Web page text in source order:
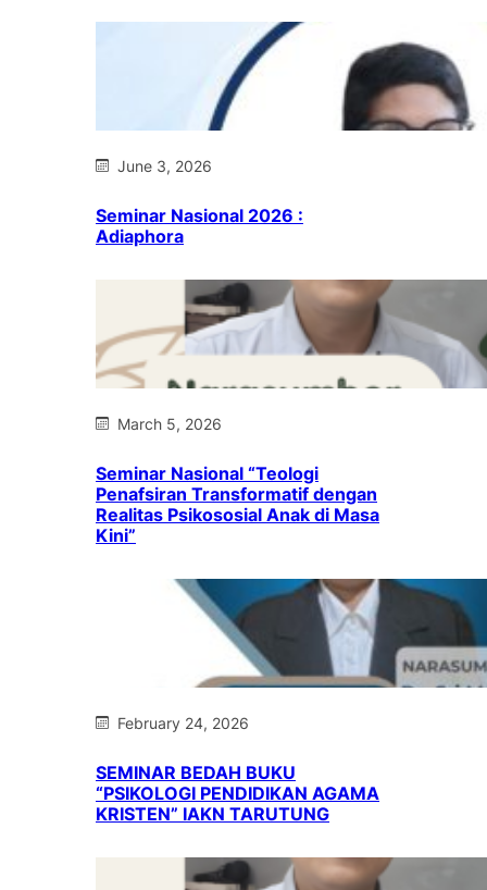
June 3, 2026
Seminar Nasional 2026 :
Adiaphora
March 5, 2026
Seminar Nasional “Teologi
Penafsiran Transformatif dengan
Realitas Psikososial Anak di Masa
Kini”
February 24, 2026
SEMINAR BEDAH BUKU
“PSIKOLOGI PENDIDIKAN AGAMA
KRISTEN” IAKN TARUTUNG